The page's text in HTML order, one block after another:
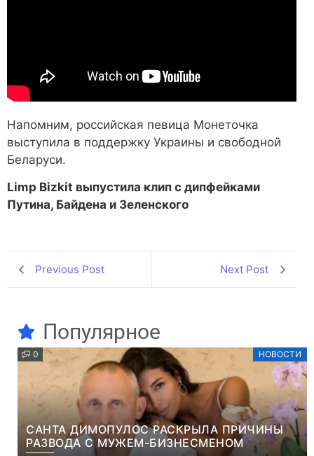
Напомним, российская певица Монеточка
выступила в поддержку Украины и свободной
Беларуси.
Limp Bizkit выпустила клип с дипфейками
Путина, Байдена и Зеленского
Previous Post Next Post
Популярное
0 НОВОСТИ
САНТА ДИМОПУЛОС РАСКРЫЛА ПРИЧИНЫ
РАЗВОДА С МУЖЕМ-БИЗНЕСМЕНОМ